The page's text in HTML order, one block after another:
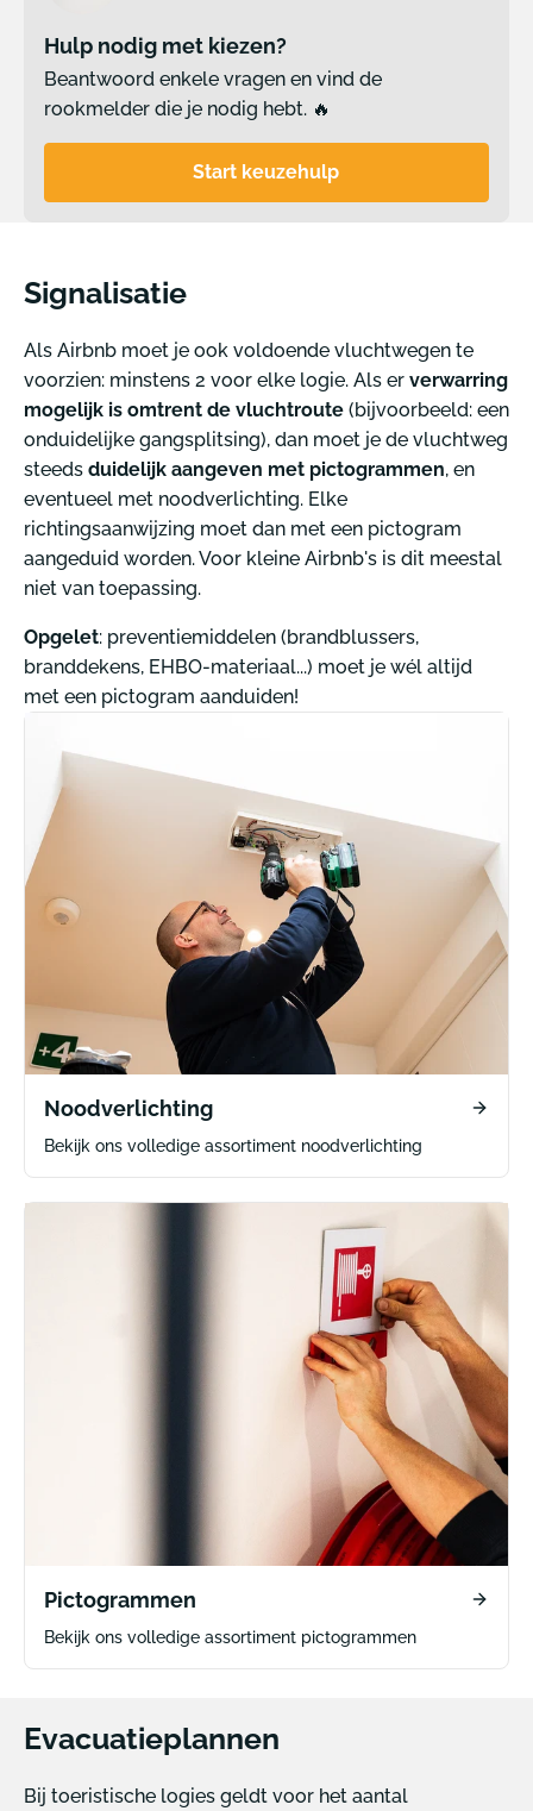
Hulp nodig met kiezen?
Beantwoord enkele vragen en vind de
rookmelder die je nodig hebt. 🔥
Start keuzehulp
Signalisatie
Als Airbnb moet je ook voldoende vluchtwegen te
voorzien: minstens 2 voor elke logie. Als er verwarring
mogelijk is omtrent de vluchtroute (bijvoorbeeld: een
onduidelijke gangsplitsing), dan moet je de vluchtweg
steeds duidelijk aangeven met pictogrammen, en
eventueel met noodverlichting. Elke
richtingsaanwijzing moet dan met een pictogram
aangeduid worden. Voor kleine Airbnb's is dit meestal
niet van toepassing.
Opgelet: preventiemiddelen (brandblussers,
branddekens, EHBO-materiaal...) moet je wél altijd
met een pictogram aanduiden!
Noodverlichting
Bekijk ons volledige assortiment noodverlichting
Pictogrammen
Bekijk ons volledige assortiment pictogrammen
Evacuatieplannen
Bij toeristische logies geldt voor het aantal